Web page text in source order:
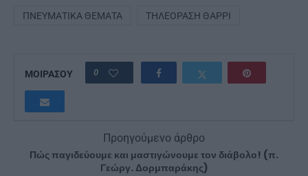
ΠΝΕΥΜΑΤΙΚΆ ΘΈΜΑΤΑ ΤΗΛΕΌΡΑΣΗ ΘΑΡΡΙ
ΜΟΙΡΑΣΟΥ 0
Προηγούμενο άρθρο
Πώς παγιδεύουμε και μαστιγώνουμε τον διάβολο! (π.
Γεώργ. Δορμπαράκης)